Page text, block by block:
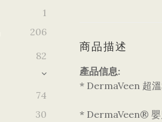
1
206
82
74
30
商品描述
產品信息:
* DermaVeen 超溫
* DermaVeen® 嬰